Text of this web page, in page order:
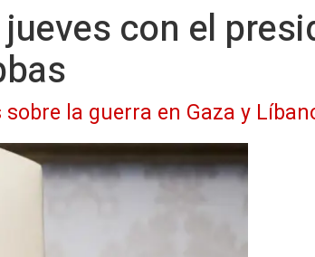
con el
la guerra en Gaza y